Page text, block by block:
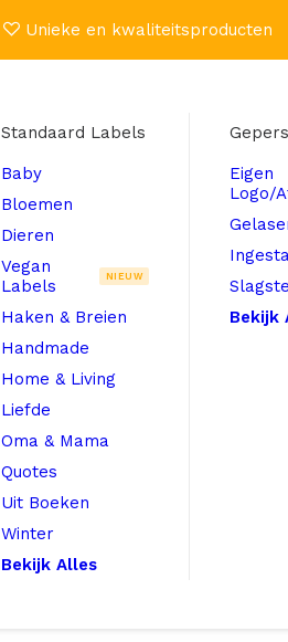
Unieke en kwaliteitsproducten
Standaard Labels
Baby
Bloemen
Dieren
Vegan
Labels
NIEUW
Haken & Breien
Handmade
Home & Living
Liefde
Oma & Mama
Quotes
Uit Boeken
Winter
Bekijk Alles
Eigen
Logo/
Bekijk